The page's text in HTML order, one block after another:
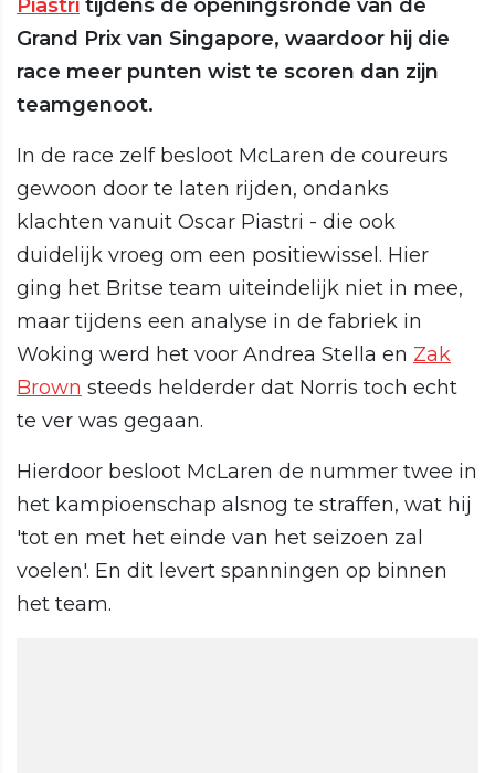
Piastri tijdens de openingsronde van de
Grand Prix van Singapore, waardoor hij die
race meer punten wist te scoren dan zijn
teamgenoot.
In de race zelf besloot McLaren de coureurs
gewoon door te laten rijden, ondanks
klachten vanuit Oscar Piastri - die ook
duidelijk vroeg om een positiewissel. Hier
ging het Britse team uiteindelijk niet in mee,
maar tijdens een analyse in de fabriek in
Woking werd het voor Andrea Stella en Zak
Brown steeds helderder dat Norris toch echt
te ver was gegaan.
Hierdoor besloot McLaren de nummer twee in
het kampioenschap alsnog te straffen, wat hij
'tot en met het einde van het seizoen zal
voelen'. En dit levert spanningen op binnen
het team.